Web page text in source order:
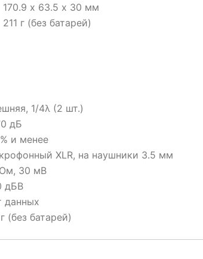
170.9 х 63.5 х 30 мм
211 г (без батарей)
1/4λ (2 шт.)
дБ
и менее
XLR, на наушники 3.5 мм
30 мВ
дБВ
данных
(без батарей)